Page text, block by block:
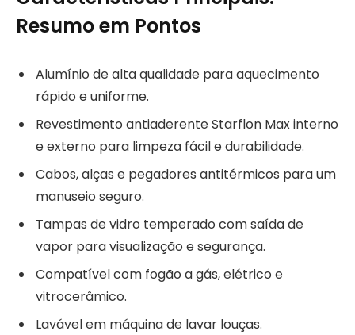
Resumo em Pontos
Alumínio de alta qualidade para aquecimento
rápido e uniforme.
Revestimento antiaderente Starflon Max interno
e externo para limpeza fácil e durabilidade.
Cabos, alças e pegadores antitérmicos para um
manuseio seguro.
Tampas de vidro temperado com saída de
vapor para visualização e segurança.
Compatível com fogão a gás, elétrico e
vitrocerâmico.
Lavável em máquina de lavar louças.